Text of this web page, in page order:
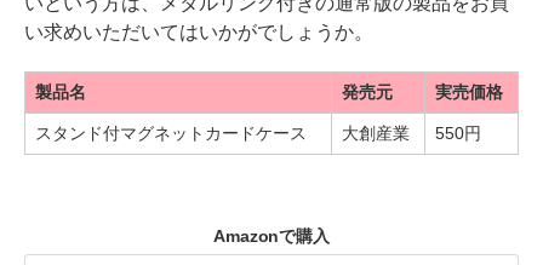
い求めいただいてはいかがでしょうか。
製品名 発売元 実売価格
スタンド付マグネットカードケース 大創産業 550円
Amazonで購入